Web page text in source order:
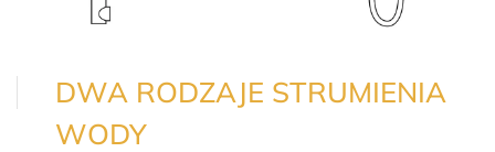
DWA RODZAJE STRUMIENIA
WODY